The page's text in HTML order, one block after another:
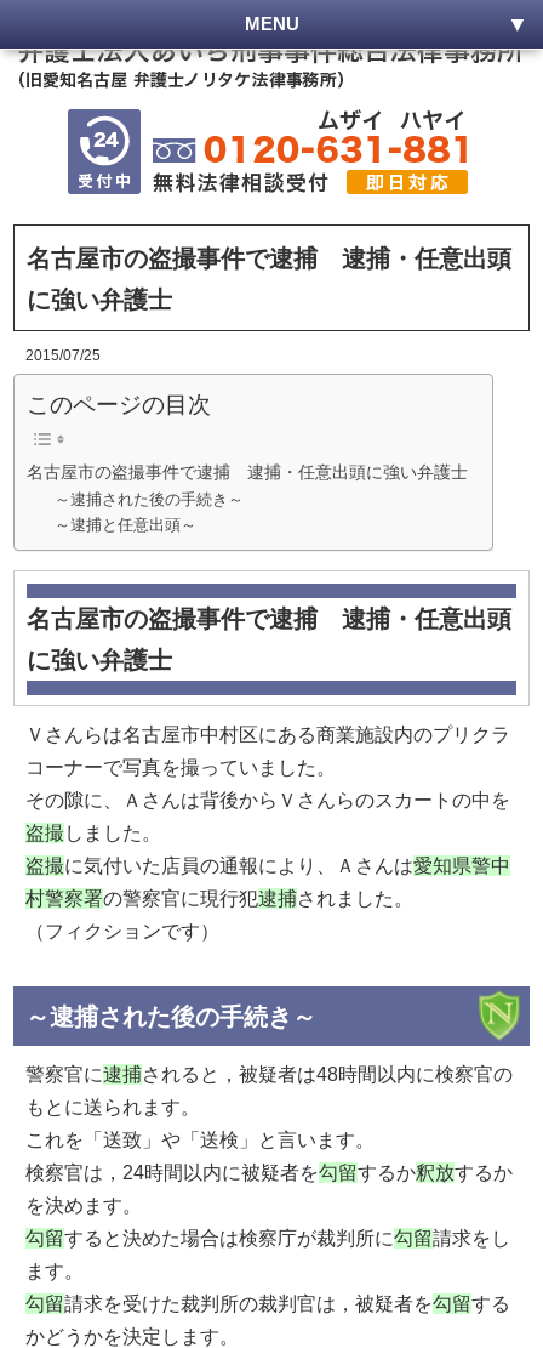
MENU
名古屋市の盗撮事件で逮捕 逮捕・任意出頭
に強い弁護士
2015/07/25
このページの目次
名古屋市の盗撮事件で逮捕 逮捕・任意出頭に強い弁護士
～逮捕された後の手続き～
～逮捕と任意出頭～
名古屋市の盗撮事件で逮捕 逮捕・任意出頭
に強い弁護士
Ｖさんらは名古屋市中村区にある商業施設内のプリクラ
コーナーで写真を撮っていました。
その隙に、Ａさんは背後からＶさんらのスカートの中を
盗撮 しました。
盗撮に気付いた店員の通報により、Ａさんは愛知県警中
村警察署の警察官に現行犯逮捕されました。
（フィクションです）
～逮捕された後の手続き～
警察官に逮捕されると，被疑者は48時間以内に検察官の
もとに送られます。
これを「送致」や「送検」と言います。
検察官は，24時間以内に被疑者を勾留するか釈放するか
を決めます。
勾留すると決めた場合は検察庁が裁判所に勾留請求をし
ます。
勾留請求を受けた裁判所の裁判官は，被疑者を勾留する
かどうかを決定します。